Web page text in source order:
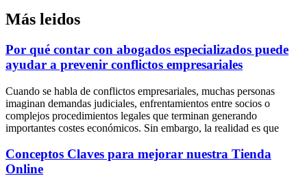
Más leidos
Por qué contar con abogados especializados puede
ayudar a prevenir conflictos empresariales
Cuando se habla de conflictos empresariales, muchas personas
imaginan demandas judiciales, enfrentamientos entre socios o
complejos procedimientos legales que terminan generando
importantes costes económicos. Sin embargo, la realidad es que
Conceptos Claves para mejorar nuestra Tienda
Online